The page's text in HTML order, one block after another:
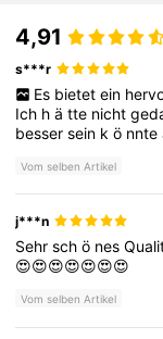
4,91
s***r
Es bietet ein
Ich hätte nicht
bessersein kö nnte
Vom selben Artikel
j***n
Sehrschö nes
😍😍😍😍😍😍😍
Vom selben Artikel